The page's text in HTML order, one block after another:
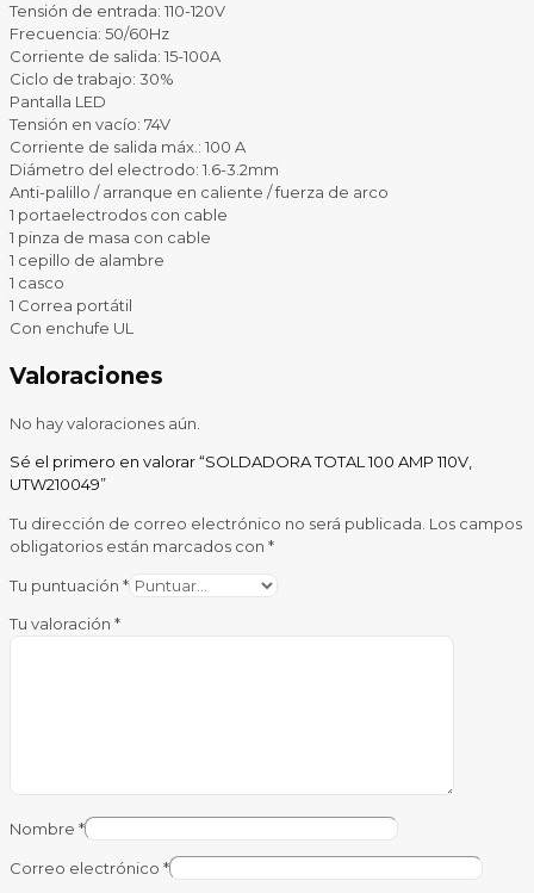
Tensión de entrada: 110-120V
Frecuencia: 50/60Hz
Corriente de salida: 15-100A
Ciclo de trabajo: 30%
Pantalla LED
Tensión en vacío: 74V
Corriente de salida máx.: 100 A
Diámetro del electrodo: 1.6-3.2mm
Anti-palillo / arranque en caliente / fuerza de arco
1 portaelectrodos con cable
1 pinza de masa con cable
1 cepillo de alambre
1 casco
1 Correa portátil
Con enchufe UL
Valoraciones
No hay valoraciones aún.
Sé el primero en valorar “SOLDADORA TOTAL 100 AMP 110V,
UTW210049”
Tu dirección de correo electrónico no será publicada. Los campos
obligatorios están marcados con *
Tu puntuación *
Tu valoración *
Nombre *
Correo electrónico *